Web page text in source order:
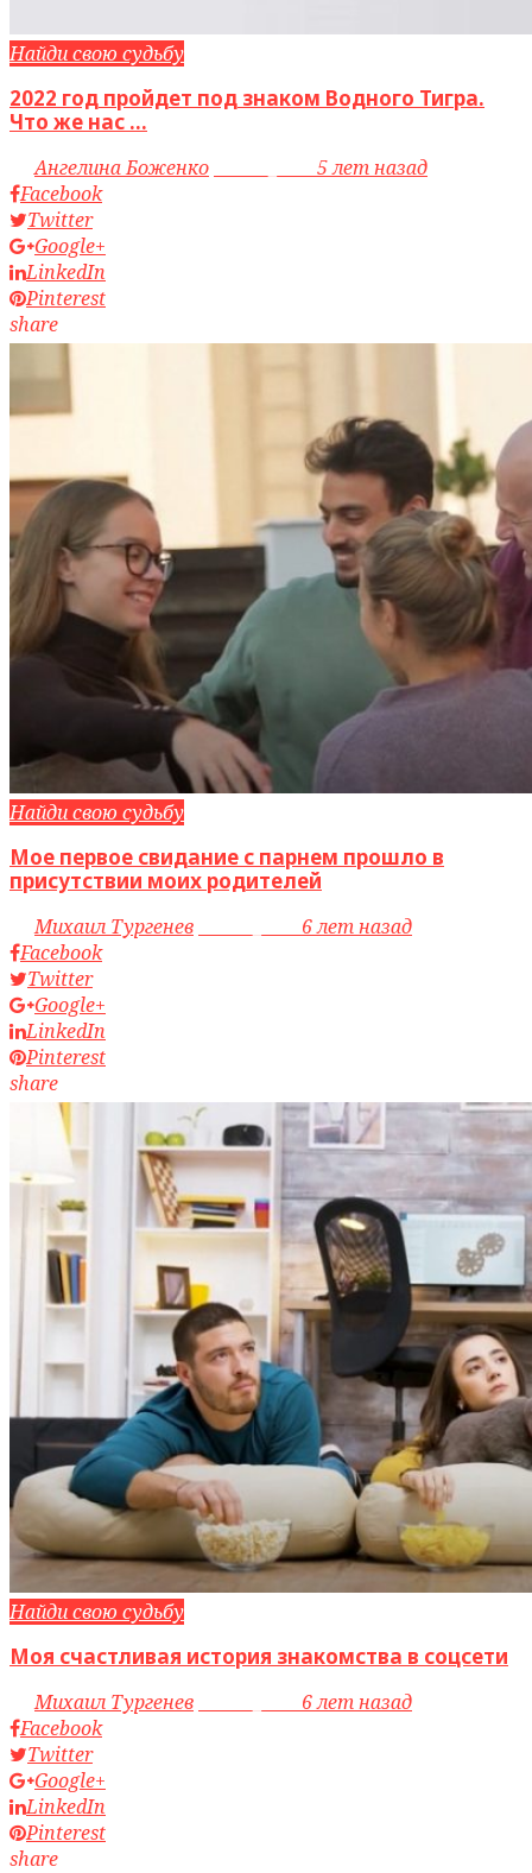
Найди свою судьбу
2022 год пройдет под знаком Водного Тигра.
Что же нас ...
byАнгелина Боженко
5 лет назад
Facebook
Twitter
Google+
LinkedIn
Pinterest
share
Найди свою судьбу
Мое первое свидание с парнем прошло в
присутствии моих родителей
byМихаил Тургенев
6 лет назад
Facebook
Twitter
Google+
LinkedIn
Pinterest
share
Найди свою судьбу
Моя счастливая история знакомства в соцсети
byМихаил Тургенев
6 лет назад
Facebook
Twitter
Google+
LinkedIn
Pinterest
share